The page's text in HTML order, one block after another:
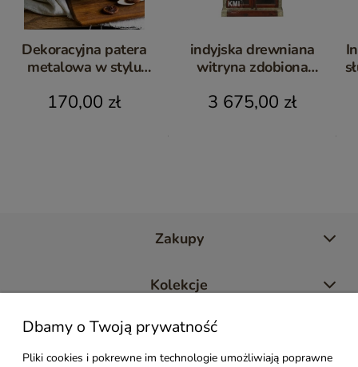
Dekoracyjna patera
metalowa w stylu
170,00 zł
indyjska drewniana
witryna zdobiona
3 675,00 zł
Zakupy
Kolekcje
Moje konto
Dbamy o Twoją prywatność
Pliki cookies i pokrewne im technologie umożliwiają poprawne